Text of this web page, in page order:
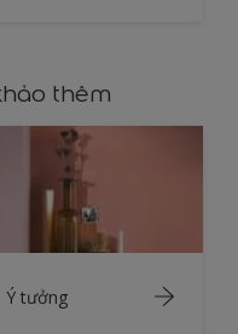
thêm
Ý tưởng